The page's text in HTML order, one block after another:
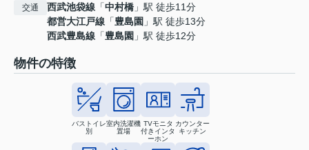
交通 西武池袋線 「中村橋 」駅 徒歩11分
都営大江戸線 「豊島園 」駅 徒歩13分
西武豊島線 「豊島園 」駅 徒歩12分
物件の特徴
バストイレ
別
室内洗濯機
置場
TVモニタ
付きインタ
ーホン
カウンター
キッチン